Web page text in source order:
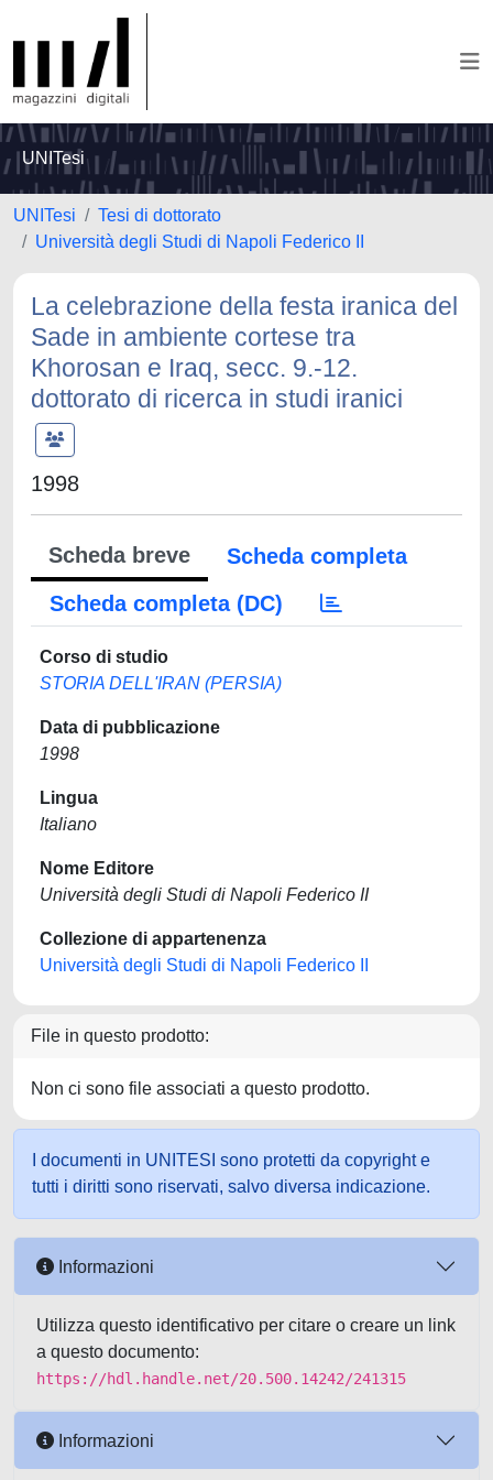
UNITesi
UNITesi
Tesi di dottorato
Università degli Studi di Napoli Federico II
La celebrazione della festa iranica del
Sade in ambiente cortese tra
Khorosan e Iraq, secc. 9.-12.
dottorato di ricerca in studi iranici
1998
Scheda breve
Scheda completa
Scheda completa (DC)
Corso di studio
STORIA DELL'IRAN (PERSIA)
Data di pubblicazione
1998
Lingua
Italiano
Nome Editore
Università degli Studi di Napoli Federico II
Collezione di appartenenza
Università degli Studi di Napoli Federico II
File in questo prodotto:
Non ci sono file associati a questo prodotto.
I documenti in UNITESI sono protetti da copyright e
tutti i diritti sono riservati, salvo diversa indicazione.
Informazioni
Utilizza questo identificativo per citare o creare un link
a questo documento:
https://hdl.handle.net/20.500.14242/241315
Informazioni